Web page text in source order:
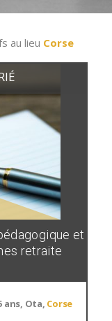
au lieu Corse
et
retraite
ans, Ota, Corse